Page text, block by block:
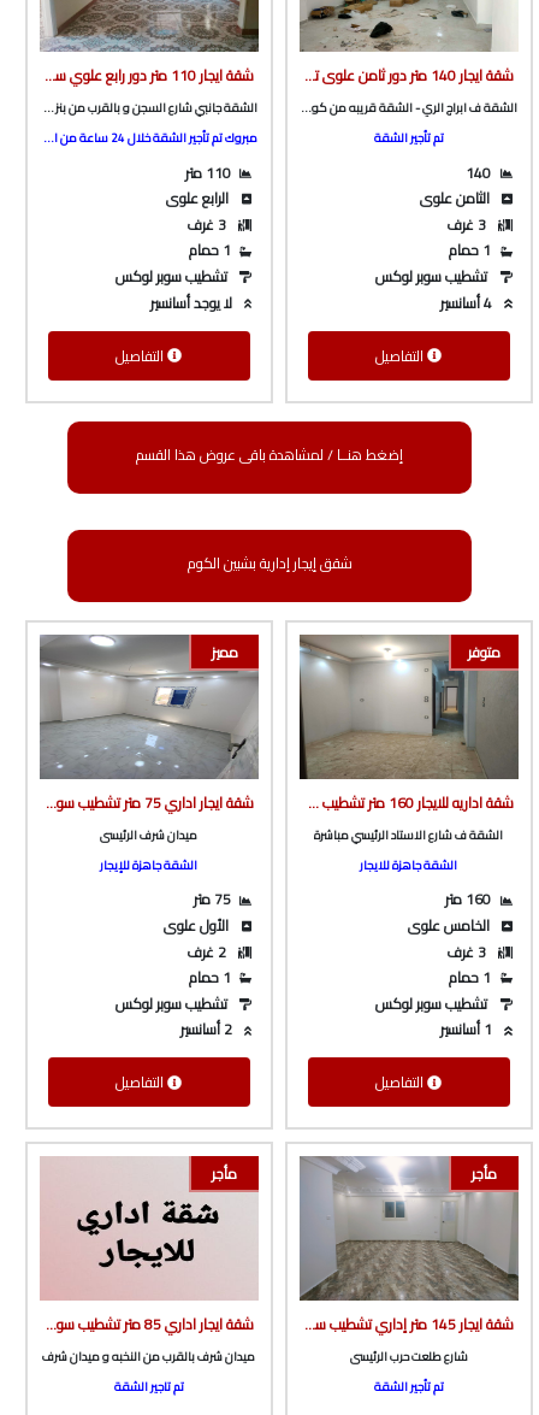
شقة ايجار 140 متر دور ثامن علوى تشطيب سوبر لوكس من الوسيط العقارية بشبين الكوم
الشقة ف ابراج الري - الشقة قريبه من كوبري فينيسيا
تم تأجير الشقة
140
الثامن علوى
1 حمام
تشطيب سوبر لوكس
التفاصيل
شقة ايجار 110 متر دور رابع علوي سلم جانبي شارع السجن و بالقرب من بنزنيه الباجوري من الوسيط العقارية بشبين الكوم
الشقة جانبي شارع السجن و بالقرب من بنزينه الباجوري
مبروك تم تأجير الشقة خلال 24 ساعة من الاعلان عنها ^_^
110 متر
الرابع علوى
3 غرف
1 حمام
تشطيب سوبر لوكس
لا يوجد أسانسير
التفاصيل
إضغط هنــا / لمشاهدة باقى عروض هذا القسم
شقق إيجار إدارية بشبين الكوم
متوفر
شقة اداريه للايجار 160 متر تشطيب سوبر لوكس ف شارع الاستاد الرئيسي مباشرة من الوسيط العقارية بشبين الكوم
الشقة ف شارع الاستاد الرئيسي مباشرة
الشقة جاهزة للايجار
160 متر
الخامس علوى
1 حمام
تشطيب سوبر لوكس
التفاصيل
مميز
شقة ايجار اداري 75 متر تشطيب سوبر لوكس أول سكن ف برج جديد بأسانسير ف ميدان شرف من شركة الوسيط العقارية بشبين الكوم
ميدان شرف الرئيسى
الشقة جاهزة للإيجار
75 متر
الأول علوى
2 غرف
1 حمام
تشطيب سوبر لوكس
2 أسانسير
التفاصيل
مأجر
شقة ايجار 145 متر إداري تشطيب سوبر لوكس ف برج بأسانسير ع شارع طلعت حرب الرئيسى من شركة الوسيط العقارية بشبين الكوم
شارع طلعت حرب الرئيسى
تم تأجير الشقة
مأجر
شقة ايجار اداري 85 متر تشطيب سوبر لوكس أول سكن ف برج جديد بأسانسير ف ميدان شرف من شركة الوسيط العقارية بشبين الكوم
ميدان شرف بالقرب من النخبه و ميدان شرف
تم تاجير الشقة